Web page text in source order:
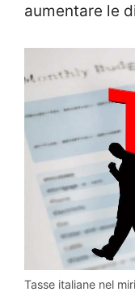
aumentare le
Tasse italiane nel